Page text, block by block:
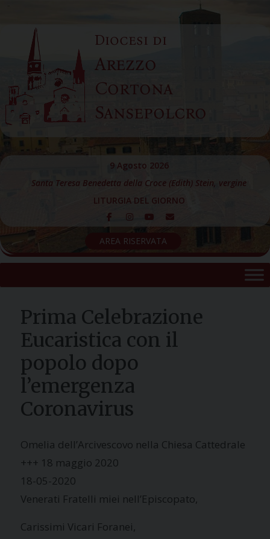
content
Diocesi di
Arezzo
Cortona
Sansepolcro
9 Agosto 2026
Santa Teresa Benedetta della Croce (Edith) Stein, vergine
LITURGIA DEL GIORNO
AREA RISERVATA
Prima Celebrazione
Eucaristica con il
popolo dopo
l’emergenza
Coronavirus
Omelia dell’Arcivescovo nella Chiesa Cattedrale
+++ 18 maggio 2020
18-05-2020
Venerati Fratelli miei nell’Episcopato,
Carissimi Vicari Foranei,